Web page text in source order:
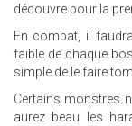
découvre pour la
En combat, il
faible de chaque
simple de le faire
Certains monstres
aurez beau les